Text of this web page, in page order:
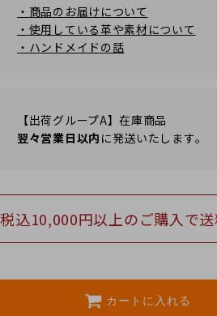
・商品のお届けについて
・使用している革や素材について
・ハンドメイドの話
【出荷グループA】在庫商品
翌々営業日以内 に発送いたします。
税込10,000円以上のご購⼊で送
カートに入れる